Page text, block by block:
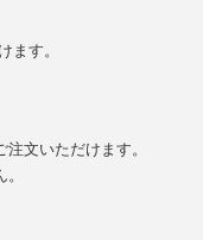
ます。
文いただけます。